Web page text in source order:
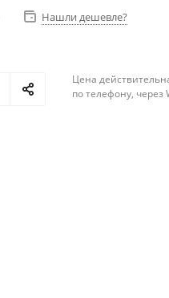
Нашли дешевле?
Цена
по телефону, через